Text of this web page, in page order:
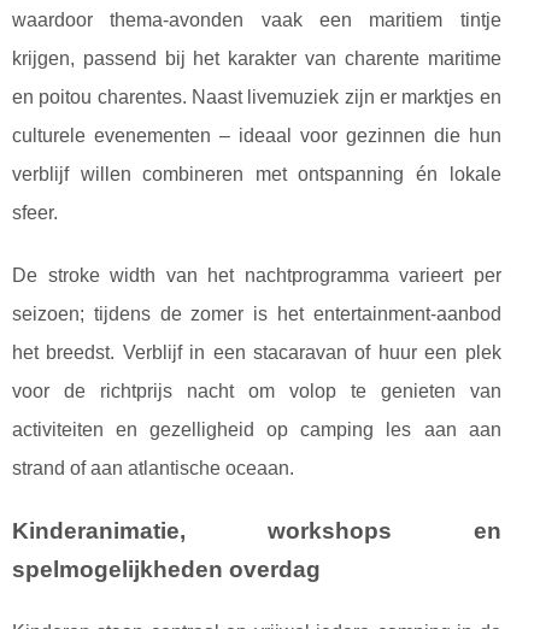
waardoor thema-avonden vaak een maritiem tintje
krijgen, passend bij het karakter van charente maritime
en poitou charentes. Naast livemuziek zijn er marktjes en
culturele evenementen – ideaal voor gezinnen die hun
verblijf willen combineren met ontspanning én lokale
sfeer.
De stroke width van het nachtprogramma varieert per
seizoen; tijdens de zomer is het entertainment-aanbod
het breedst. Verblijf in een stacaravan of huur een plek
voor de richtprijs nacht om volop te genieten van
activiteiten en gezelligheid op camping les aan aan
strand of aan atlantische oceaan.
Kinderanimatie, workshops en
spelmogelijkheden overdag